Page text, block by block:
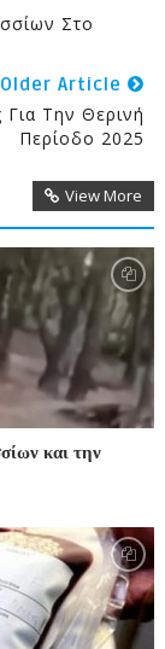
Στο
Older Article
Για Την Θερινή
Περίοδο 2025
View More
και την